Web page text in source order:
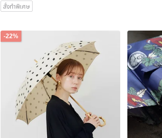
สั่งทำพิเศษ
-22%